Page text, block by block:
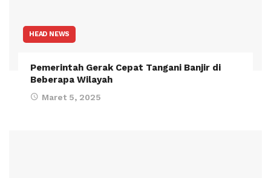
HEAD NEWS
Pemerintah Gerak Cepat Tangani Banjir di
Beberapa Wilayah
Maret 5, 2025